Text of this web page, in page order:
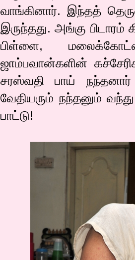
வாங்கினார். இந்தத்
இருந்தது. அங்கு பிடாரம்
பிள்ளை,
ஜாம்பவான்களின்
சரஸ்வதி பாய்
வேதியரும் நந்தனும்
பாட்டு!